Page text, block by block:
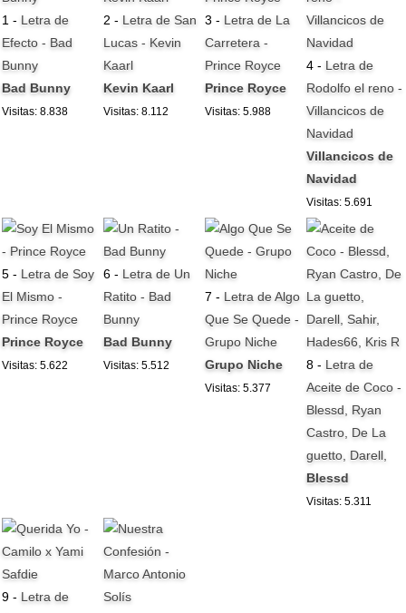
1 - Letra de
Efecto - Bad
Bunny
Bad Bunny
Visitas: 8.838
2 - Letra de San
Lucas - Kevin
Kaarl
Kevin Kaarl
Visitas: 8.112
3 - Letra de La
Carretera -
Prince Royce
Prince Royce
Visitas: 5.988
4 - Letra de
Rodolfo el reno -
Villancicos de
Navidad
Villancicos de
Navidad
Visitas: 5.691
5 - Letra de Soy
El Mismo -
Prince Royce
Prince Royce
Visitas: 5.622
6 - Letra de Un
Ratito - Bad
Bunny
Bad Bunny
Visitas: 5.512
7 - Letra de Algo
Que Se Quede -
Grupo Niche
Grupo Niche
Visitas: 5.377
8 - Letra de
Aceite de Coco -
Blessd, Ryan
Castro, De La
guetto, Darell,
Blessd
Visitas: 5.311
9 - Letra de